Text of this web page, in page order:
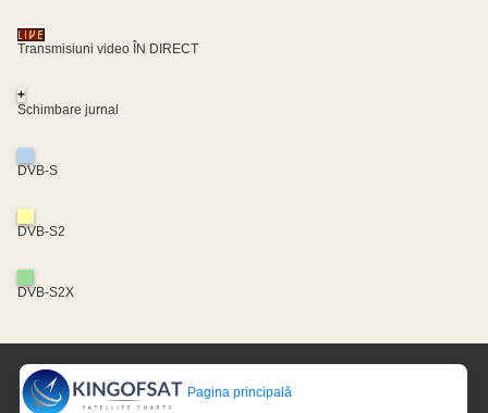
Transmisiuni video ÎN DIRECT
+
Schimbare jurnal
DVB-S
DVB-S2
DVB-S2X
Pagina principală